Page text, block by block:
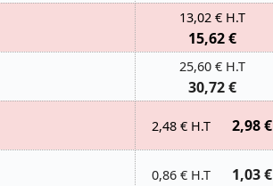
13,02 € H.T
15,62 €
25,60 € H.T
30,72 €
2,48 € H.T 2,98 €
0,86 € H.T 1,03 €